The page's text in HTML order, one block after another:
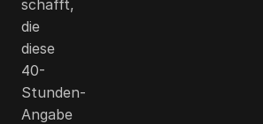
schafft,
die
diese
40-
Stunden-
Angabe